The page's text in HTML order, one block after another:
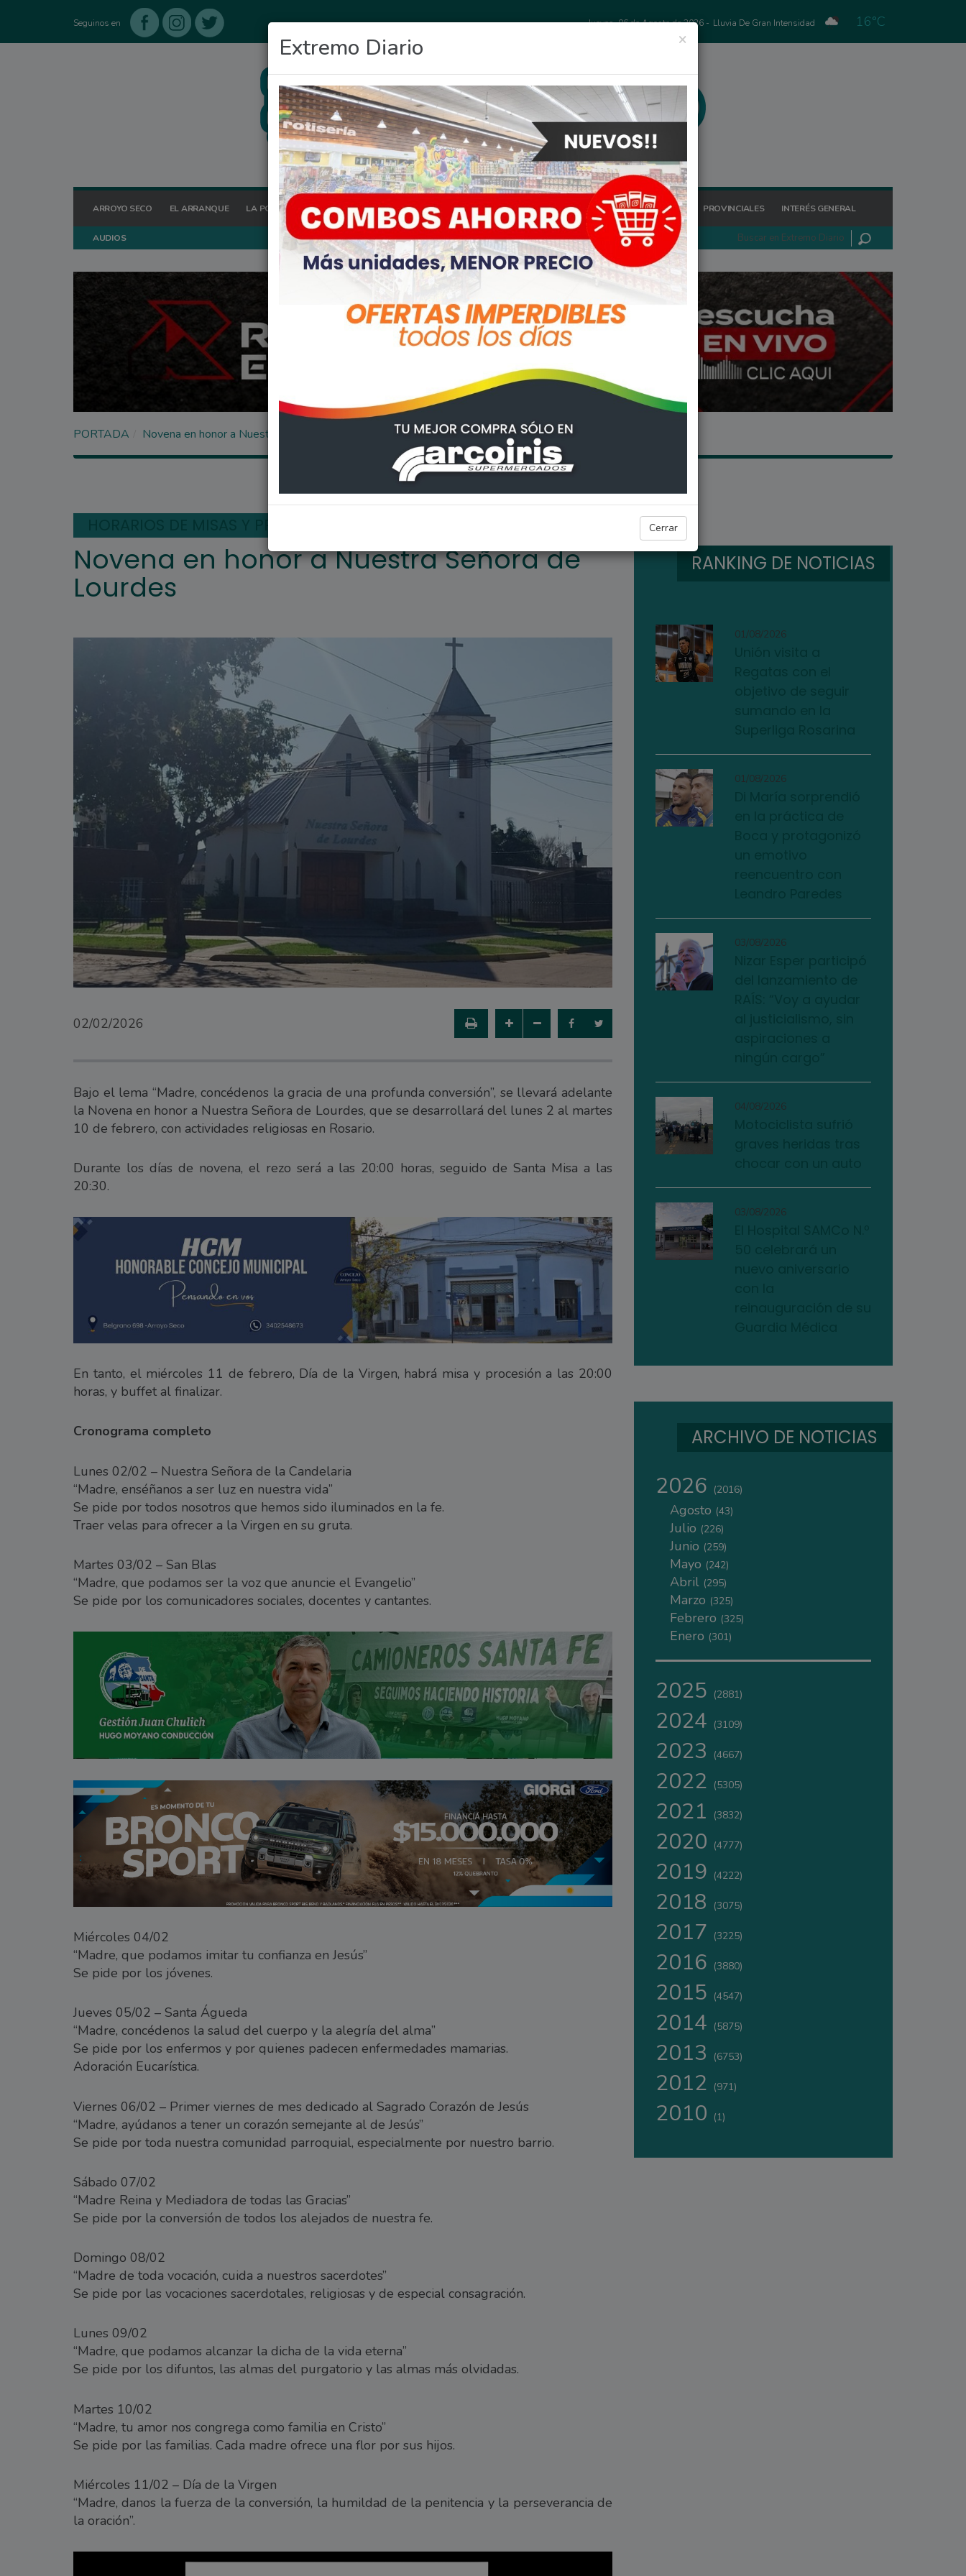
Seguinos en Jueves, 06 de Agosto de 2026 - Lluvia De Gran Intensidad 16°C
ARROYO SECO EL ARRANQUE LA POSTA HOY OCIO DEPORTES FIGHIERA GENERAL LAGOS POLICIALES REGIONALES PROVINCIALES INTERÉS GENERAL
AUDIOS
×
Extremo Diario
Cerrar
PORTADA Novena en honor a Nuestra Señora de Lourdes
ARROYO SECO
Novena en honor a Nuestra Señora de
Lourdes
02/02/2026
Bajo el lema “Madre, concédenos la gracia de una profunda conversión”, se llevará adelante
la Novena en honor a Nuestra Señora de Lourdes, que se desarrollará del lunes 2 al martes
10 de febrero, con actividades religiosas en Rosario.
Durante los días de novena, el rezo será a las 20:00 horas, seguido de Santa Misa a las
20:30.
En tanto, el miércoles 11 de febrero, Día de la Virgen, habrá misa y procesión a las 20:00
horas, y buffet al finalizar.
Cronograma completo
Lunes 02/02 – Nuestra Señora de la Candelaria
“Madre, enséñanos a ser luz en nuestra vida”
Se pide por todos nosotros que hemos sido iluminados en la fe.
Traer velas para ofrecer a la Virgen en su gruta.
Martes 03/02 – San Blas
“Madre, que podamos ser la voz que anuncie el Evangelio”
Se pide por los comunicadores sociales, docentes y cantantes.
Miércoles 04/02
“Madre, que podamos imitar tu confianza en Jesús”
Se pide por los jóvenes.
Jueves 05/02 – Santa Águeda
“Madre, concédenos la salud del cuerpo y la alegría del alma”
Se pide por los enfermos y por quienes padecen enfermedades mamarias.
Adoración Eucarística.
Viernes 06/02 – Primer viernes de mes dedicado al Sagrado Corazón de Jesús
“Madre, ayúdanos a tener un corazón semejante al de Jesús”
Se pide por toda nuestra comunidad parroquial, especialmente por nuestro barrio.
Sábado 07/02
“Madre Reina y Mediadora de todas las Gracias”
Se pide por la conversión de todos los alejados de nuestra fe.
Domingo 08/02
“Madre de toda vocación, cuida a nuestros sacerdotes”
Se pide por las vocaciones sacerdotales, religiosas y de especial consagración.
Lunes 09/02
“Madre, que podamos alcanzar la dicha de la vida eterna”
Se pide por los difuntos, las almas del purgatorio y las almas más olvidadas.
Martes 10/02
“Madre, tu amor nos congrega como familia en Cristo”
Se pide por las familias. Cada madre ofrece una flor por sus hijos.
Miércoles 11/02 – Día de la Virgen
“Madre, danos la fuerza de la conversión, la humildad de la penitencia y la perseverancia de
la oración”.
RANKING DE NOTICIAS
01/08/2026
01/08/2026
03/08/2026
04/08/2026
03/08/2026
ARCHIVO DE NOTICIAS
2026 (2016)
Agosto (43)
Julio (226)
Junio (259)
Mayo (242)
Abril (295)
Marzo (325)
Febrero (325)
Enero (301)
2025 (2881)
2024 (3109)
2023 (4667)
2022 (5305)
2021 (3832)
2020 (4777)
2019 (4222)
2018 (3075)
2017 (3225)
2016 (3880)
2015 (4547)
2014 (5875)
2013 (6753)
2012 (971)
2010 (1)